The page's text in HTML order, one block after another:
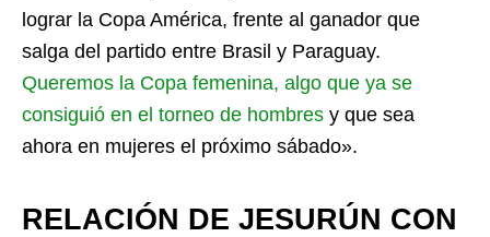
lograr la Copa América, frente al ganador que
salga del partido entre Brasil y Paraguay.
Queremos la Copa femenina, algo que ya se
consiguió en el torneo de hombres y que sea
ahora en mujeres el próximo sábado».
RELACIÓN DE JESURÚN CON